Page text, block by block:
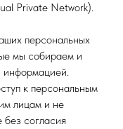
Private Network).
персональных
мы собираем и
информацией.
к персональным
лицам и не
согласия